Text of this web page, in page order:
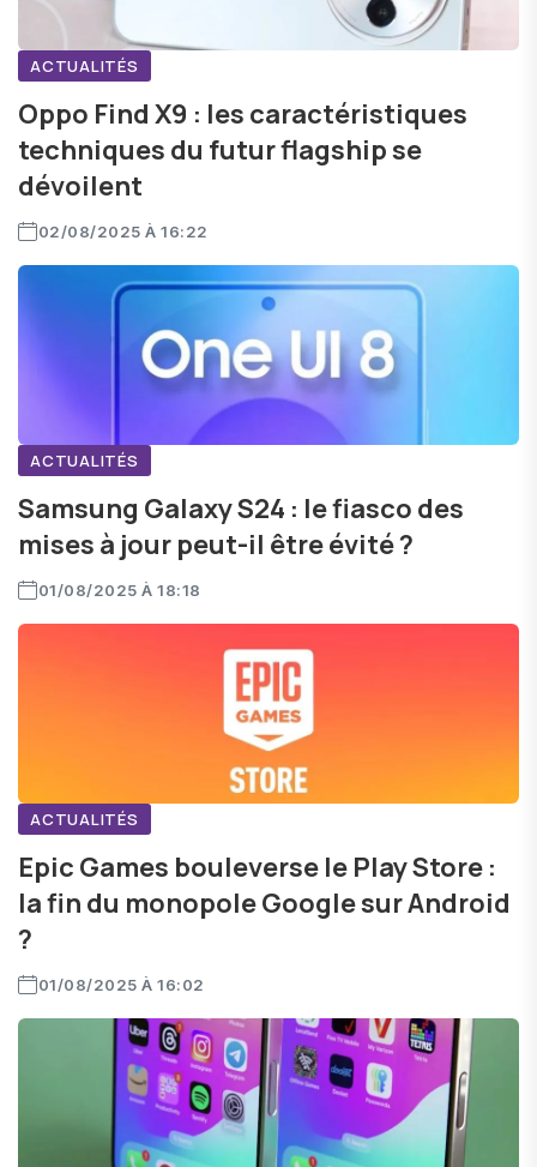
ACTUALITÉS
Oppo Find X9 : les caractéristiques
techniques du futur flagship se
dévoilent
02/08/2025 À 16:22
ACTUALITÉS
Samsung Galaxy S24 : le fiasco des
mises à jour peut-il être évité ?
01/08/2025 À 18:18
ACTUALITÉS
Epic Games bouleverse le Play Store :
la fin du monopole Google sur Android
?
01/08/2025 À 16:02